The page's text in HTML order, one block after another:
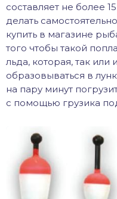
составляет не более
делать
купить в магазине
того чтобы такой
льда, которая, так или
образовываться в
на пару минут
с помощью грузика